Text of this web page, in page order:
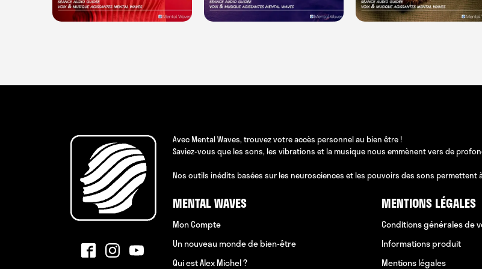
Avec Mental Waves, trouvez votre accès personnel au bien être !
Saviez-vous que les sons, les vibrations et la musique nous emmènent vers de
Nos outils inédits basées sur les neurosciences et les pouvoirs des sons
MENTAL WAVES
Mon Compte
Un nouveau monde de bien-être
Qui est Alex Michel ?
MENTIONS LÉGALES
Conditions générales de
Informations produit
Mentions légales